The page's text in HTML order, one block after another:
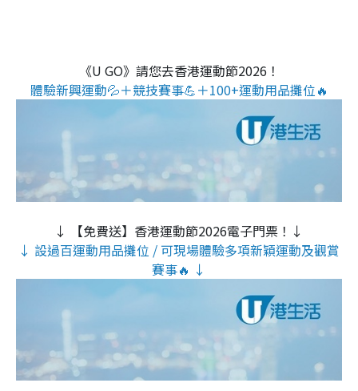
《U GO》請您去香港運動節2026！
體驗新興運動💦＋競技賽事💪＋100+運動用品攤位🔥
↓ 【免費送】香港運動節2026電子門票！↓
↓ 設過百運動用品攤位 / 可現場體驗多項新穎運動及觀賞
賽事🔥 ↓